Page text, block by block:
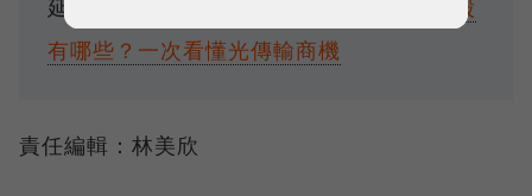
延伸閱讀：
全光網路是什麼？光通訊概念股
有哪些？一次看懂光傳輸商機
責任編輯：林美欣